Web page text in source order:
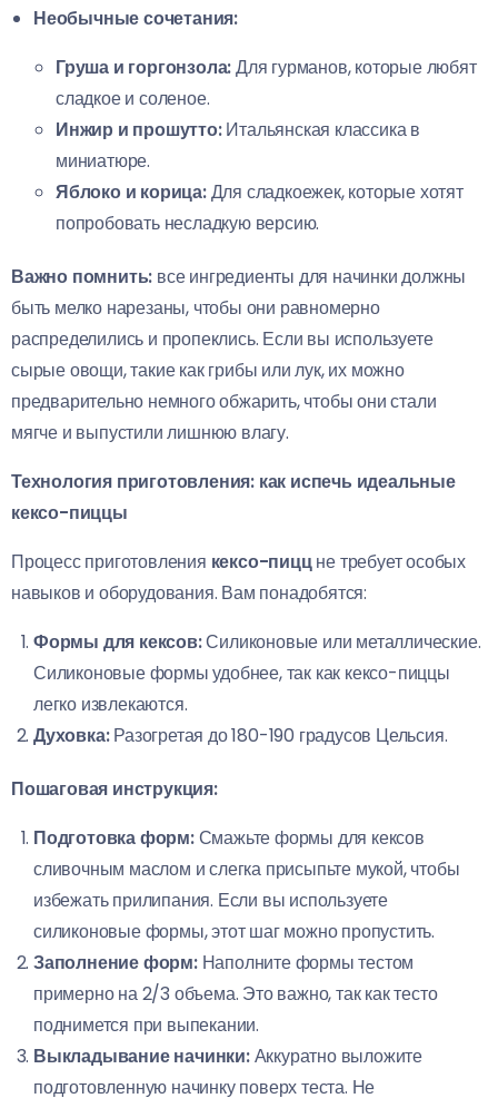
Необычные сочетания:
Груша и горгонзола:Для гурманов, которые любят
сладкое и соленое.
Инжир и прошутто:Итальянская классика в
миниатюре.
Яблоко и корица:Для сладкоежек, которые хотят
попробовать несладкую версию.
Важно помнить: все ингредиенты для начинки должны
быть мелко нарезаны, чтобы они равномерно
распределились и пропеклись. Если вы используете
сырые овощи, такие как грибы или лук, их можно
предварительно немного обжарить, чтобы они стали
мягче и выпустили лишнюю влагу.
Технология приготовления: как испечь идеальные
кексо-пиццы
Процесс приготовления кексо-пиццне требует особых
навыков и оборудования. Вам понадобятся:
Формы для кексов:Силиконовые или металлические.
Силиконовые формы удобнее, так как кексо-пиццы
легко извлекаются.
Духовка:Разогретая до 180-190 градусов Цельсия.
Пошаговая инструкция:
Подготовка форм:Смажьте формы для кексов
сливочным маслом и слегка присыпьте мукой, чтобы
избежать прилипания. Если вы используете
силиконовые формы, этот шаг можно пропустить.
Заполнение форм:Наполните формы тестом
примерно на 2/3 объема. Это важно, так как тесто
поднимется при выпекании.
Выкладывание начинки:Аккуратно выложите
подготовленную начинку поверх теста. Не